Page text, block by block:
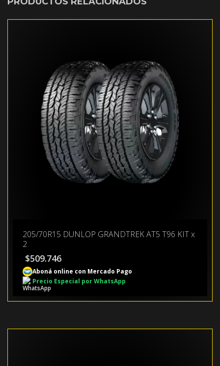
205/70R15 DUNLOP GRANDTREK AT5 T96 KIT x
2
$509.746
Aboná online con Mercado Pago
Precio Especial por WhatsApp